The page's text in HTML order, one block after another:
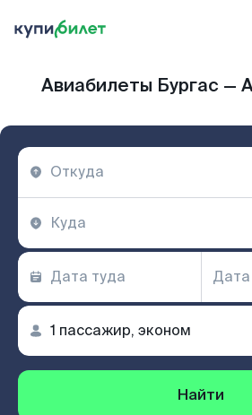
Авиабилеты Бургас —
Найти